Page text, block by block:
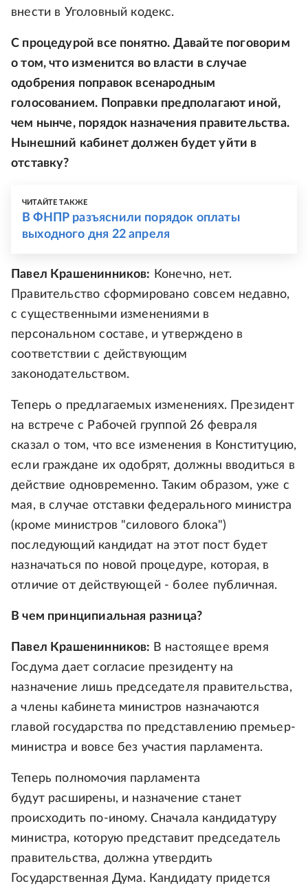
внести в Уголовный кодекс.
С процедурой все понятно. Давайте поговорим
о том, что изменится во власти в случае
одобрения поправок всенародным
голосованием. Поправки предполагают иной,
чем нынче, порядок назначения правительства.
Нынешний кабинет должен будет уйти в
отставку?
ЧИТАЙТЕ ТАКЖЕ
В ФНПР разъяснили порядок оплаты
выходного дня 22 апреля
Павел Крашенинников: Конечно, нет.
Правительство сформировано совсем недавно,
с существенными изменениями в
персональном составе, и утверждено в
соответствии с действующим
законодательством.
Теперь о предлагаемых изменениях. Президент
на встрече с Рабочей группой 26 февраля
сказал о том, что все изменения в Конституцию,
если граждане их одобрят, должны вводиться в
действие одновременно. Таким образом, уже с
мая, в случае отставки федерального министра
(кроме министров "силового блока")
последующий кандидат на этот пост будет
назначаться по новой процедуре, которая, в
отличие от действующей - более публичная.
В чем принципиальная разница?
Павел Крашенинников: В настоящее время
Госдума дает согласие президенту на
назначение лишь председателя правительства,
а члены кабинета министров назначаются
главой государства по представлению премьер-
министра и вовсе без участия парламента.
Теперь полномочия парламента
будут расширены, и назначение станет
происходить по-иному. Сначала кандидатуру
министра, которую представит председатель
правительства, должна утвердить
Государственная Дума. Кандидату придется